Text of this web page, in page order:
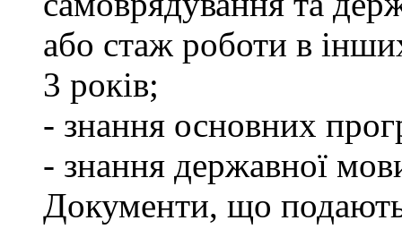
або стаж роботи в
3 років;
- знання основних
- знання державної
Документи, що